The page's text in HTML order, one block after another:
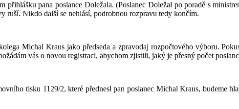
přihlášku pana poslance Doležala. (Poslanec Doležal po poradě s
ruší. Nikdo další se nehlásí, podrobnou rozpravu tedy končím.
Michal Kraus jako předseda a zpravodaj rozpočtového výboru.
vás o novou registraci, abychom zjistili, jaký je přesný počet
tisku 1129/2, které přednesl pan poslanec Michal Kraus, budeme